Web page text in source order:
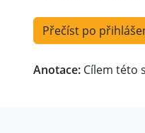
Přečíst po
Anotace: Cílem této